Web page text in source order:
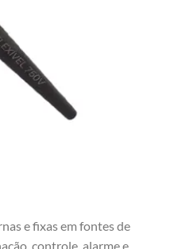
e fixas em fontes de
controle, alarme e